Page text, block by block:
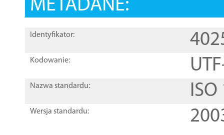
METADANE:
Identyfikator:
Kodowanie:
Nazwa standardu:
Wersja standardu: